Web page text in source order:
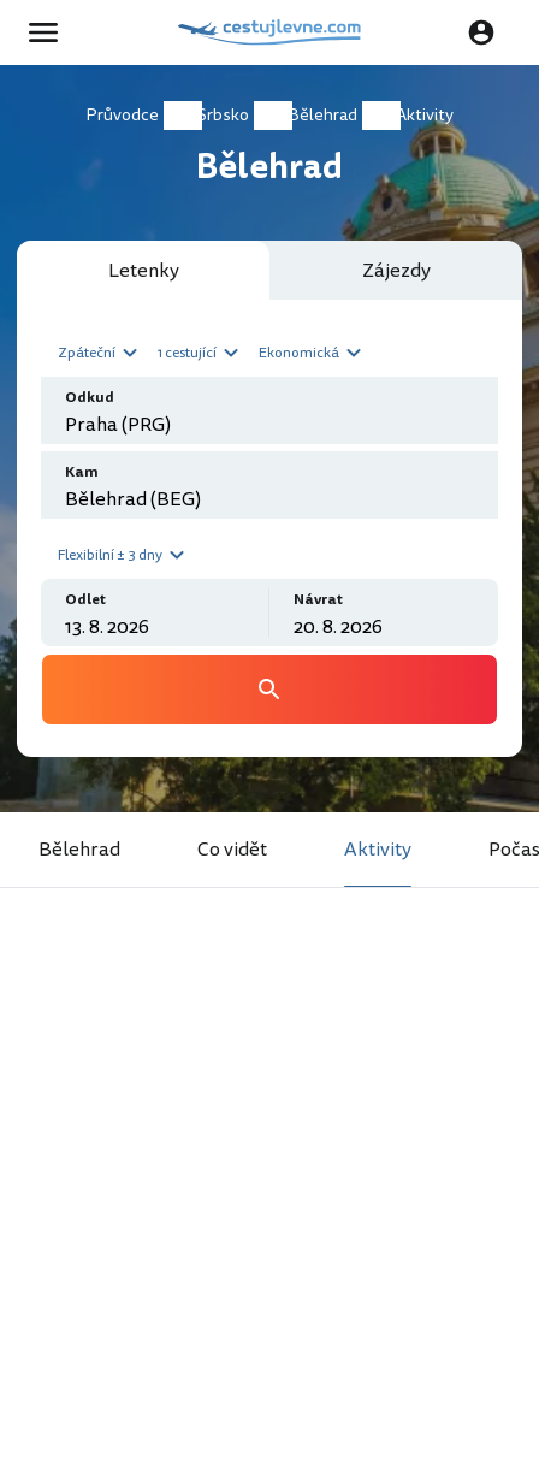
Průvodce Srbsko Bělehrad Aktivity
Bělehrad
Letenky Zájezdy
Zpáteční 1 cestující Ekonomická
Odkud
Kam
Flexibilní ± 3 dny
Odlet Návrat
Bělehrad Co vidět Aktivity